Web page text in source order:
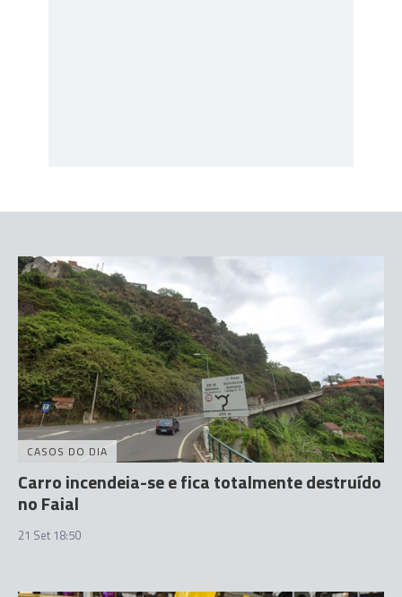
CASOS DO DIA
Carro incendeia-se e fica totalmente destruído
no Faial
21 Set 18:50